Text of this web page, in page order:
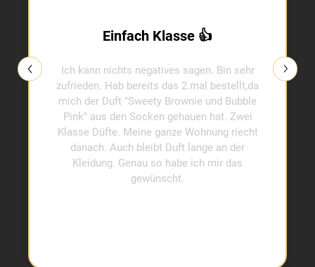
Einfach Klasse 👍
Ich kann nichts negatives sagen. Bin sehr
zufrieden. Hab bereits das 2.mal bestellt,da
mich der Duft "Sweety Brownie und Bubble
Pink" aus den Socken gehauen hat. Zwei
Klasse Düfte. Meine ganze Wohnung riecht
danach. Auch bleibt Duft lange an der
Kleidung. Genau so habe ich mir das
gewünscht.